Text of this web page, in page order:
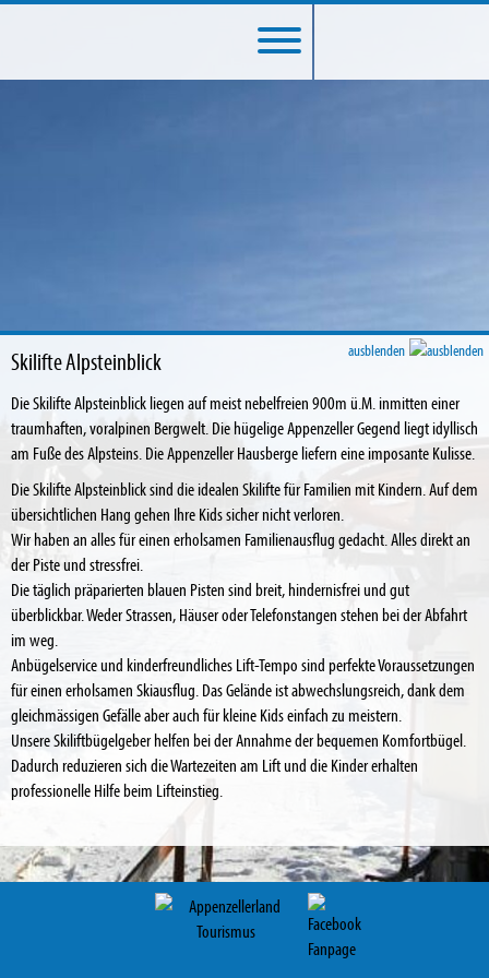
ausblenden
Skilifte Alpsteinblick
Die Skilifte Alpsteinblick liegen auf meist nebelfreien 900m ü.M. inmitten einer
traumhaften, voralpinen Bergwelt. Die hügelige Appenzeller Gegend liegt idyllisch
am Fuße des Alpsteins. Die Appenzeller Hausberge liefern eine imposante Kulisse.
Die Skilifte Alpsteinblick sind die idealen Skilifte für Familien mit Kindern. Auf dem
übersichtlichen Hang gehen Ihre Kids sicher nicht verloren.
Wir haben an alles für einen erholsamen Familienausflug gedacht. Alles direkt an
der Piste und stressfrei.
Die täglich präparierten blauen Pisten sind breit, hindernisfrei und gut
überblickbar. Weder Strassen, Häuser oder Telefonstangen stehen bei der Abfahrt
im weg.
Anbügelservice und kinderfreundliches Lift-Tempo sind perfekte Voraussetzungen
für einen erholsamen Skiausflug. Das Gelände ist abwechslungsreich, dank dem
gleichmässigen Gefälle aber auch für kleine Kids einfach zu meistern.
Unsere Skiliftbügelgeber helfen bei der Annahme der bequemen Komfortbügel.
Dadurch reduzieren sich die Wartezeiten am Lift und die Kinder erhalten
professionelle Hilfe beim Lifteinstieg.